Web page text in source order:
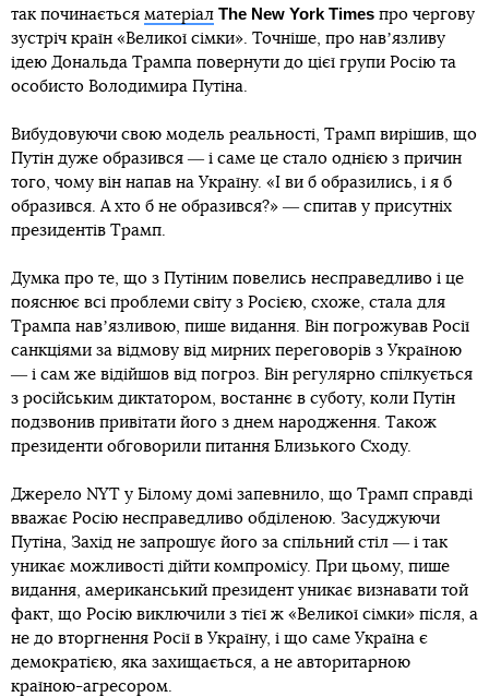
так починається матеріал The New York Times про чергову
зустріч країн «Великої сімки». Точніше, про навʼязливу
ідею Дональда Трампа повернути до цієї групи Росію та
особисто Володимира Путіна.
Вибудовуючи свою модель реальності, Трамп вирішив, що
Путін дуже образився ― і саме це стало однією з причин
того, чому він напав на Україну. «І ви б образились, і я б
образився. А хто б не образився?» ― спитав у присутніх
президентів Трамп.
Думка про те, що з Путіним повелись несправедливо і це
пояснює всі проблеми світу з Росією, схоже, стала для
Трампа навʼязливою, пише видання. Він погрожував Росії
санкціями за відмову від мирних переговорів з Україною
― і сам же відійшов від погроз. Він регулярно спілкується
з російським диктатором, востаннє в суботу, коли Путін
подзвонив привітати його з днем народження. Також
президенти обговорили питання Близького Сходу.
Джерело NYT у Білому домі запевнило, що Трамп справді
вважає Росію несправедливо обділеною. Засуджуючи
Путіна, Захід не запрошує його за спільний стіл ― і так
уникає можливості дійти компромісу. При цьому, пише
видання, американський президент уникає визнавати той
факт, що Росію виключили з тієї ж «Великої сімки» після, а
не до вторгнення Росії в Україну, і що саме Україна є
демократією, яка захищається, а не авторитарною
країною-агресором.